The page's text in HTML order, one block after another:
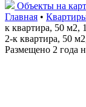
Объекты на
Главная •
к квартира, 50 м2,
2-к квартира, 50
Размещено 2 года